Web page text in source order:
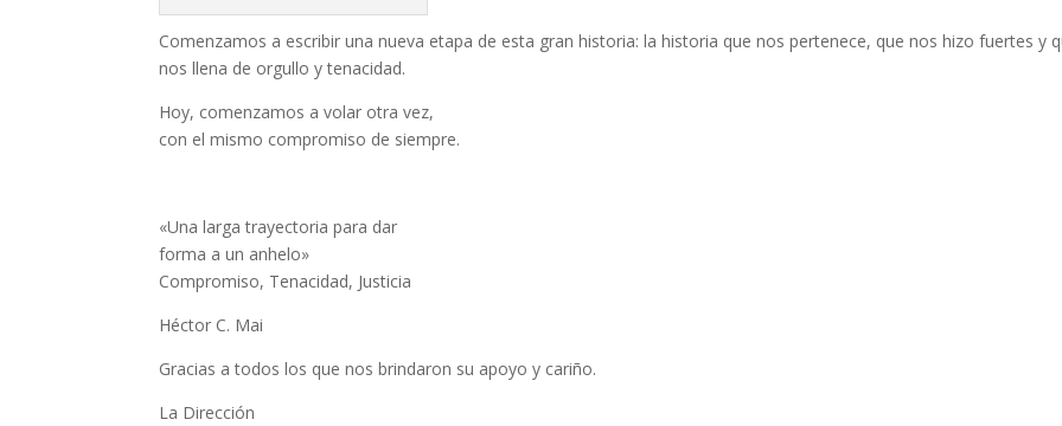
Comenzamos a escribir una nueva etapa de esta gran historia: la historia que nos pertenece, que nos hizo fuertes y
nos llena de orgullo y tenacidad.
Hoy, comenzamos a volar otra vez,
con el mismo compromiso de siempre.
«Una larga trayectoria para dar
forma a un anhelo»
Compromiso, Tenacidad, Justicia
Héctor C. Mai
Gracias a todos los que nos brindaron su apoyo y cariño.
La Dirección